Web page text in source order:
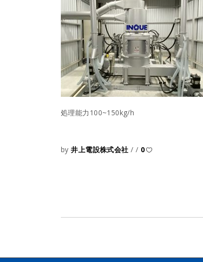
処理能力100~150kg/h
by井上電設株式会社 0